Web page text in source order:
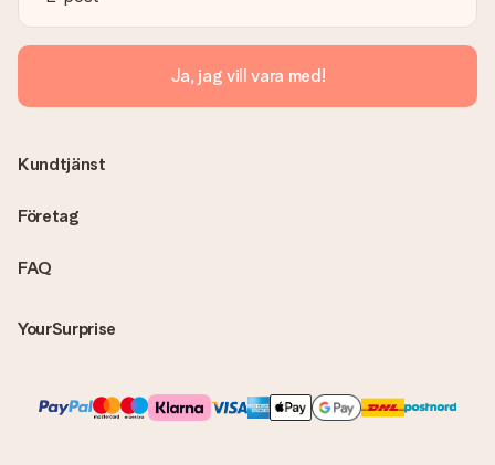
Ja, jag vill vara med!
FAQ
YourSurprise
Kundtjänst
Företag